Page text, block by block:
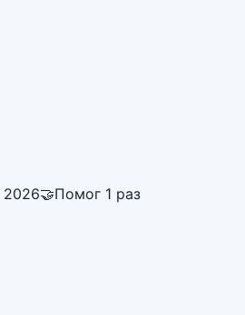
2026🤝Помог 1 раз